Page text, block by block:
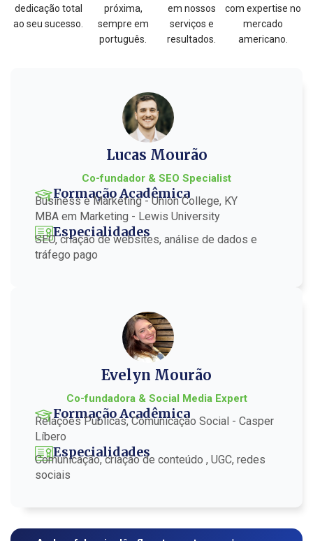
dedicação total
ao seu sucesso.
próxima,
sempre em
português.
em nossos
serviços e
resultados.
com expertise no
mercado
americano.
Lucas Mourão
Co-fundador & SEO Specialist
Formação Acadêmica
Business e Marketing - Union College, KY
MBA em Marketing - Lewis University
Especialidades
SEO, criação de websites, análise de dados e
tráfego pago
Evelyn Mourão
Co-fundadora & Social Media Expert
Formação Acadêmica
Relações Públicas, Comunicação Social - Casper
Líbero
Especialidades
Comunicação, criação de conteúdo , UGC, redes
sociais